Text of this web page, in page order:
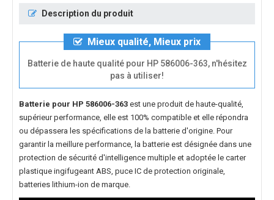
Description du produit
Mieux qualité, Mieux prix
Batterie de haute qualité pour HP 586006-363, n'hésitez
pas à utiliser!
Batterie pour HP 586006-363 est une produit de haute-qualité,
supérieur performance, elle est 100% compatible et elle répondra
ou dépassera les spécifications de la batterie d'origine. Pour
garantir la meillure performance, la batterie est désignée dans une
protection de sécurité d'intelligence multiple et adoptée le carter
plastique ingifugeant ABS, puce IC de protection originale,
batteries lithium-ion de marque.